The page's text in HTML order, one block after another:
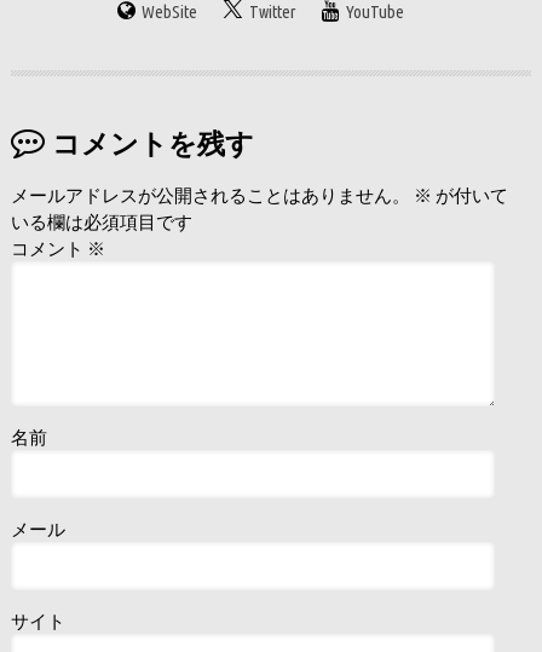
WebSite Twitter YouTube
コメントを残す
メールアドレスが公開されることはありません。 ※ が付いて
いる欄は必須項目です
コメント ※
名前
メール
サイト